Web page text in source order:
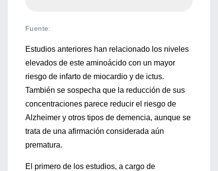
Fuente:
Estudios anteriores han relacionado los niveles
elevados de este aminoácido con un mayor
riesgo de infarto de miocardio y de ictus.
También se sospecha que la reducción de sus
concentraciones parece reducir el riesgo de
Alzheimer y otros tipos de demencia, aunque se
trata de una afirmación considerada aún
prematura.
El primero de los estudios, a cargo de